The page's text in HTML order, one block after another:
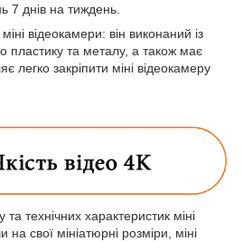
7 днів на тиждень.
відеокамери: він виконаний із
пластику та металу, а також має
легко закріпити міні відеокамеру
технічних характеристик міні
свої мініатюрні розміри, міні